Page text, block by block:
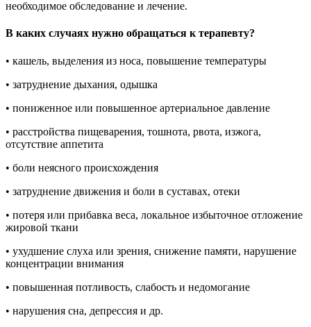
необходимое обследование и лечение.
В каких случаях нужно обращаться к терапевту?
• кашель, выделения из носа, повышение температуры
• затруднение дыхания, одышка
• пониженное или повышенное артериальное давление
• расстройства пищеварения, тошнота, рвота, изжога,
отсутствие аппетита
• боли неясного происхождения
• затруднение движения и боли в суставах, отеки
• потеря или прибавка веса, локальное избыточное отложение
жировой ткани
• ухудшение слуха или зрения, снижение памяти, нарушение
концентрации внимания
• повышенная потливость, слабость и недомогание
• нарушения сна, депрессия и др.